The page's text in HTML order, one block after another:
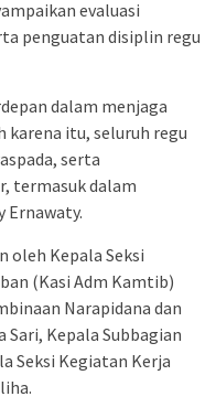
evaluasi
penguatan disiplin regu
dalam menjaga
karena itu, seluruh regu
serta
termasuk dalam
Ernawaty.
oleh Kepala Seksi
(Kasi Adm Kamtib)
Narapidana dan
Sari, Kepala Subbagian
Seksi Kegiatan Kerja